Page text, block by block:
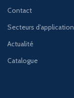
Contact
Secteurs d'application
Actualité
Catalogue